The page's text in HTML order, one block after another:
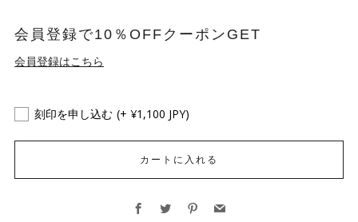
会員登録で10％OFFクーポンGET
会員登録はこちら
刻印を申し込む (+ ¥1,100 JPY)
カートに入れる
Facebook
Twitter Pinterest